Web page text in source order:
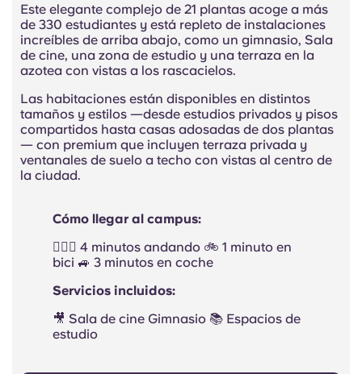
Este elegante complejo de 21 plantas acoge a más
de 330 estudiantes y está repleto de instalaciones
increíbles de arriba abajo, como un gimnasio, Sala
de cine, una zona de estudio y una terraza en la
azotea con vistas a los rascacielos.
Las habitaciones están disponibles en distintos
tamaños y estilos —desde estudios privados y pisos
compartidos hasta casas adosadas de dos plantas
— con premium que incluyen terraza privada y
ventanales de suelo a techo con vistas al centro de
la ciudad.
Cómo llegar al campus:
🚶🏻‍♂️ 4 minutos andando 🚲 1 minuto en
bici 🚙 3 minutos en coche
Servicios incluidos:
🎥 Sala de cine Gimnasio 📚 Espacios de
estudio